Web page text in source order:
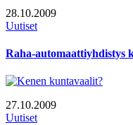
28.10.2009
Uutiset
Raha-automaattiyhdistys
27.10.2009
Uutiset